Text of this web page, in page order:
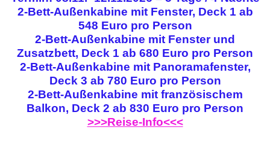
2-Bett-Außenkabine mit Fenster, Deck 1 ab
548 Euro pro Person
2-Bett-Außenkabine mit Fenster und
Zusatzbett, Deck 1 ab 680 Euro pro Person
2-Bett-Außenkabine mit Panoramafenster,
Deck 3 ab 780 Euro pro Person
2-Bett-Außenkabine mit französischem
Balkon, Deck 2 ab 830 Euro pro Person
>>>Reise-Info<<<